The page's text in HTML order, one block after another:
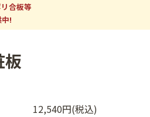
いて
て
合板等
!
板
12,540円(税込)